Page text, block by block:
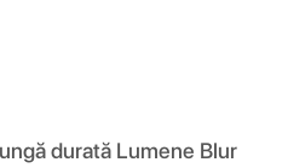
durată Lumene Blur